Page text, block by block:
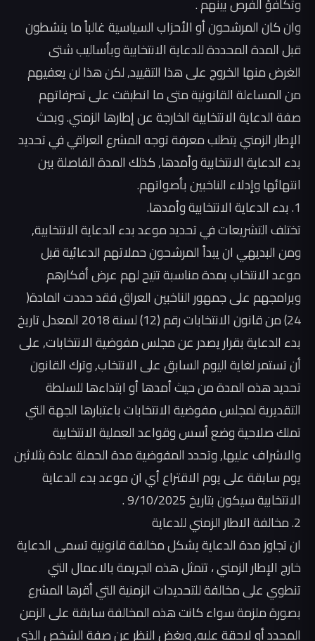
وتكافؤ الفرص بينهم .
وان كان المرشحون أو الأحزاب السياسية غالباً ما ينشطون
قبل المدة المحددة للدعاية الانتخابية وبأساليب شتى
الغرض منها الخروج على هذا التقييد, لكن هذا لن يعفيهم
من المساءلة القانونية متى ما انطبقت على تصرفاتهم
صفة الدعاية الانتخابية الخارجة عن إطارها الزمني. وبحث
الإطار الزمني يتطلب معرفة توجه المشرع العراقي في تحديد
بدء الدعاية الانتخابية وأمدها, كذلك المدة الفاصلة بين
انتهائها وإدلاء الناخبين بأصواتهم.
1. بدء الدعاية الانتخابية وأمدها.
تختلف التشريعات في تحديد موعد بدء الدعاية الانتخابية,
ومن البديهي ان يبدأ المرشحون حملاتهم الدعائية قبل
موعد الانتخاب بمدة مناسبة تتيح لهم عرض أفكارهم
وبرامجهم على جمهور الناخبين العراق فقد حددت المادة(
24) من قانون الانتخابات رقم (12) لسنة 2018 المعدل تاريخ
بدء الدعاية بقرار يصدر عن مجلس مفوضية الانتخابات, على
أن تستمر لغاية اليوم السابق على الانتخاب, وترك القانون
تحديد هذه المدة من حيث أمدها أو ابتداءها للسلطة
التقديرية لمجلس مفوضية الانتخابات باعتبارها الجهة التي
تملك صلاحية وضع أسس وقواعد العملية الانتخابية
والاشراف عليها, وتحدد المفوضية مدة الحملة عادة بثلاثين
يوم سابقة على يوم الاقتراع أي ان موعد بدء الدعاية
الانتخابية سيكون بتاريخ 9/10/2025 .
2. مخالفة الاطار الزمني للدعاية
ان تجاوز مدة الدعاية يشكل مخالفة قانونية تسمى الدعاية
خارج الإطار الزمني ، تتمثل هذه الجريمة بالاعمال التي
تنطوي على مخالفة للتحديدات الزمنية التي أقرها المشرع
بصورة ملزمة سواء كانت هذه المخالفة سابقة على الزمن
المحدد أو لاحقة عليه, وبغض النظر عن صفة الشخص الذي